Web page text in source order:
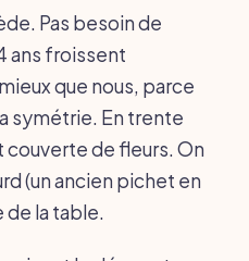
Pas besoin de
ans froissent
que nous, parce
symétrie. En trente
couverte de fleurs. On
(un ancien pichet en
de la table.